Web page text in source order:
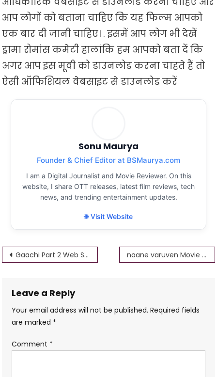
आप लोगों को बताना चाहिए कि यह फिल्म आपको
एक बार दी जानी चाहिए। . इसमें आप लोग भी देखें
ड्रामा रोमांस कमेटी हालांकि हम आपको बता दें कि
अगर आप इस मूवी को डाउनलोड करना चाहते हैं तो
ऐसी ऑफिशियल वेबसाइट से डाउनलोड करें
Sonu Maurya
Founder & Chief Editor at BSMaurya.com
I am a Digital Journalist and Movie Reviewer. On this
website, I share OTT releases, latest film reviews, tech
news, and trending entertainment updates.
🌐 Visit Website
Post
Gaachi Part 2 Web Series Download / Ullu Original Web Series naane varuven Movie Download 1080p 720p 360p 480
Leave a Reply
Your email address will not be published. Required fields
are marked *
Comment *